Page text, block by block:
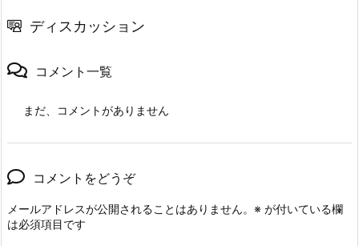
ディスカッション
コメント一覧
まだ、コメントがありません
コメントをどうぞ
メールアドレスが公開されることはありません。 ※ が付いている欄
は必須項目です